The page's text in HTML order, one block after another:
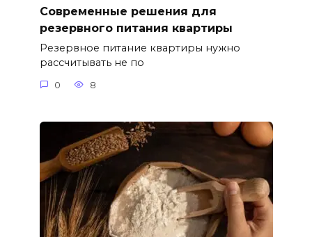
Современные решения для
резервного питания квартиры
Резервное питание квартиры нужно
рассчитывать не по
0 8